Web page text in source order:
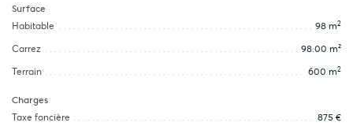
Surface
Habitable
98 m2
Carrez 98.00 m²
Terrain 600 m2
Charges
Taxe foncière
875 €